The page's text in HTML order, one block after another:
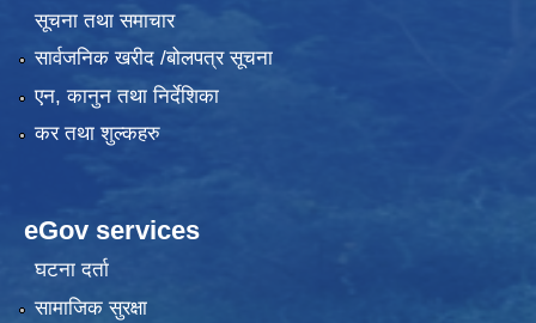
सूचना तथा समाचार
सार्वजनिक खरीद /बोलपत्र सूचना
एन, कानुन तथा निर्देशिका
कर तथा शुल्कहरु
eGov services
घटना दर्ता
सामाजिक सुरक्षा